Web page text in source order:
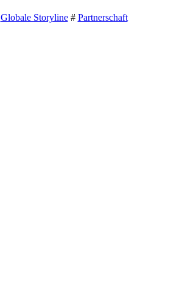
Globale Storyline# Partnerschaft